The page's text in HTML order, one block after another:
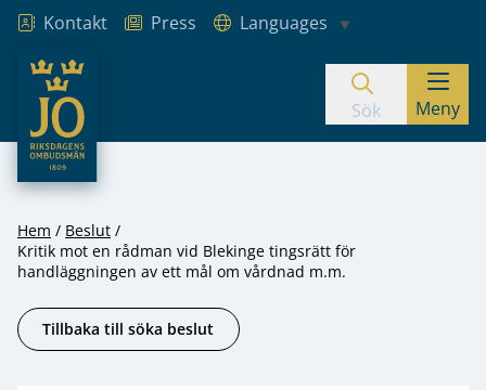
Hoppa till innehåll
Kontakt Press
Languages
JO – Riksdagens Ombudsmän
Sök Meny
Hem
Beslut
Kritik mot en rådman vid Blekinge tingsrätt för
handläggningen av ett mål om vårdnad m.m.
Tillbaka till söka beslut